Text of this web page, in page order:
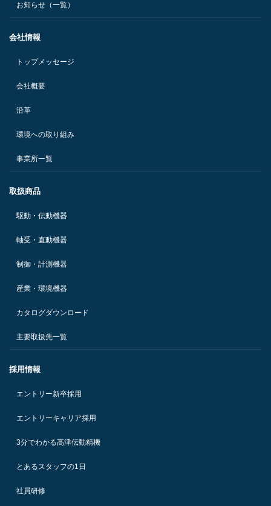
お知らせ（一覧）
会社情報
トップメッセージ
会社概要
沿革
環境への取り組み
事業所一覧
取扱商品
駆動・伝動機器
軸受・直動機器
制御・計測機器
産業・環境機器
カタログダウンロード
主要取扱先一覧
採用情報
エントリー新卒採用
エントリーキャリア採用
3分でわかる髙津伝動精機
とあるスタッフの1日
社員研修